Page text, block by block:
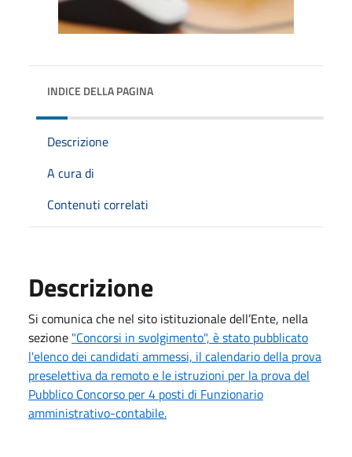
INDICE DELLA PAGINA
Descrizione
A cura di
Contenuti correlati
Descrizione
Si comunica che nel sito istituzionale dell’Ente, nella
sezione "Concorsi in svolgimento", è stato pubblicato
l'elenco dei candidati ammessi, il calendario della prova
preselettiva da remoto e le istruzioni per la prova del
Pubblico Concorso per 4 posti di Funzionario
amministrativo-contabile.